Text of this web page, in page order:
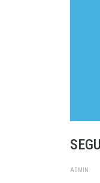
ADMIN